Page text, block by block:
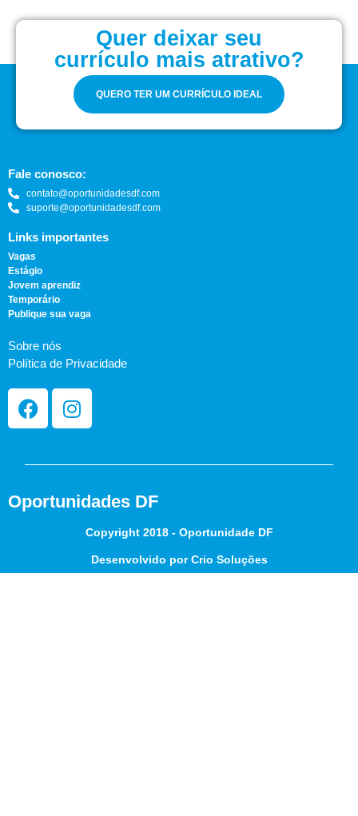
Quer deixar seu
currículo mais atrativo?
QUERO TER UM CURRÍCULO IDEAL
Fale conosco:
contato@oportunidadesdf.com
suporte@oportunidadesdf.com
Links importantes
Vagas
Estágio
Jovem aprendiz
Temporário
Publique sua vaga
Sobre nós
Política de Privacidade
Oportunidades DF
Copyright 2018 - Oportunidade DF
Desenvolvido por Crio Soluções